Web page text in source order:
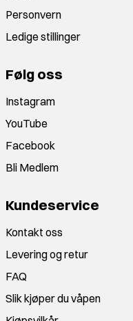
Personvern
Ledige stillinger
Følg oss
Instagram
YouTube
Facebook
Bli Medlem
Kundeservice
Kontakt oss
Levering og retur
FAQ
Slik kjøper du våpen